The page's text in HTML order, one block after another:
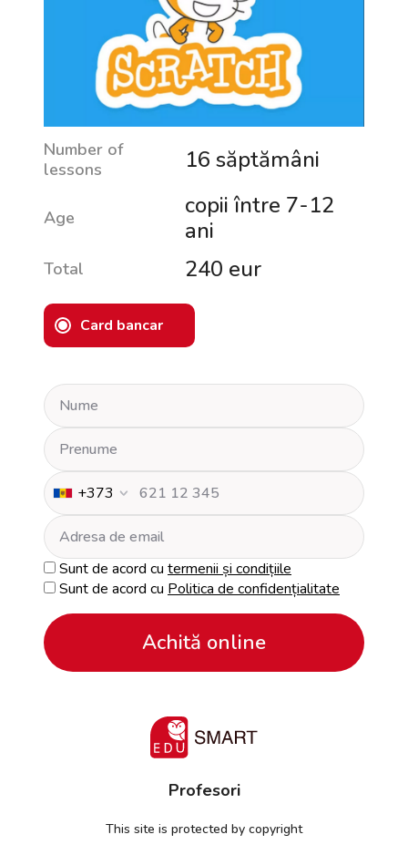
Number of
lessons
16 săptămâni
Age
copii între 7-12
ani
Total 240 eur
Card bancar
+373
Sunt de acord cu termenii și condițiile
Sunt de acord cu Politica de confidențialitate
Achită online
Profesori
This site is protected by copyright